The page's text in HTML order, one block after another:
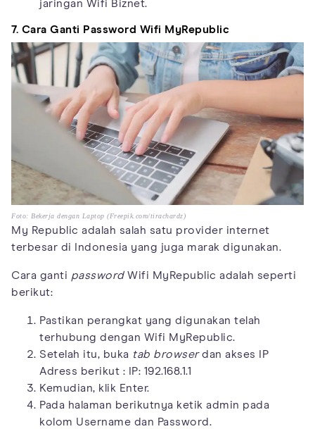
jaringan Wifi Biznet.
7. Cara Ganti Password Wifi MyRepublic
Foto: Bekerja dengan Laptop (Freepik.com/tirachardz)
My Republic adalah salah satu provider internet
terbesar di Indonesia yang juga marak digunakan.
Cara ganti passwordWifi MyRepublic adalah seperti
berikut:
Pastikan perangkat yang digunakan telah
terhubung dengan Wifi MyRepublic.
Setelah itu, buka tab browserdan akses IP
Adress berikut : IP: 192.168.1.1
Kemudian, klik Enter.
Pada halaman berikutnya ketik admin pada
kolom Username dan Password.